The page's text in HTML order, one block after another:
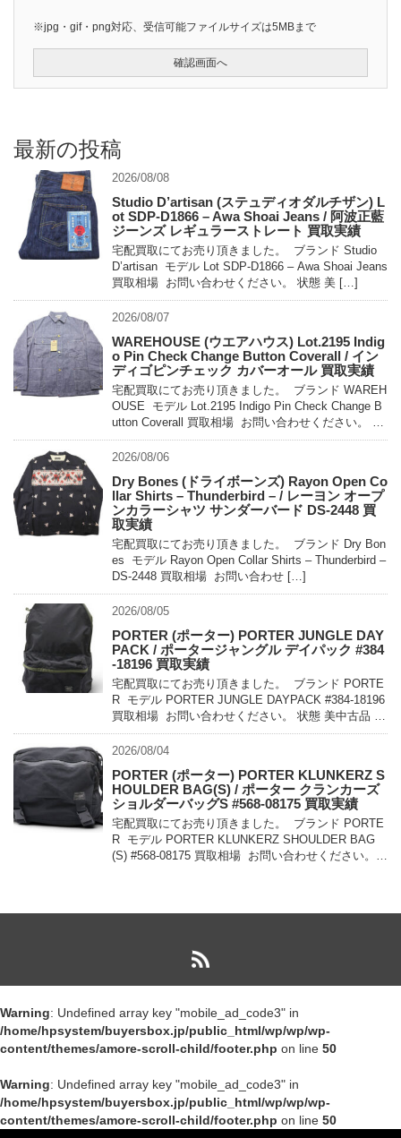
※jpg・gif・png対応、受信可能ファイルサイズは5MBまで
最新の投稿
2026/08/08
Studio D’artisan (ステュディオダルチザン) L
ot SDP-D1866 – Awa Shoai Jeans / 阿波正藍
ジーンズ レギュラーストレート 買取実績
宅配買取にてお売り頂きました。 ブランド Studio
D’artisan モデル Lot SDP-D1866 – Awa Shoai Jeans
買取相場 お問い合わせください。 状態 美 […]
2026/08/07
WAREHOUSE (ウエアハウス) Lot.2195 Indig
o Pin Check Change Button Coverall / イン
ディゴピンチェック カバーオール 買取実績
宅配買取にてお売り頂きました。 ブランド WAREH
OUSE モデル Lot.2195 Indigo Pin Check Change B
utton Coverall 買取相場 お問い合わせください。 状
態 未使用 […]
2026/08/06
Dry Bones (ドライボーンズ) Rayon Open Co
llar Shirts – Thunderbird – / レーヨン オープ
ンカラーシャツ サンダーバード DS-2448 買
取実績
宅配買取にてお売り頂きました。 ブランド Dry Bon
es モデル Rayon Open Collar Shirts – Thunderbird –
DS-2448 買取相場 お問い合わせ […]
2026/08/05
PORTER (ポーター) PORTER JUNGLE DAY
PACK / ポータージャングル デイパック #384
-18196 買取実績
宅配買取にてお売り頂きました。 ブランド PORTE
R モデル PORTER JUNGLE DAYPACK #384-18196
買取相場 お問い合わせください。 状態 美中古品 軽
量でコンパクトに持ち運べるパッカ […]
2026/08/04
PORTER (ポーター) PORTER KLUNKERZ S
HOULDER BAG(S) / ポーター クランカーズ
ショルダーバッグS #568-08175 買取実績
宅配買取にてお売り頂きました。 ブランド PORTE
R モデル PORTER KLUNKERZ SHOULDER BAG
(S) #568-08175 買取相場 お問い合わせください。
Warning: Undefined array key "mobile_ad_code3" in
/home/hpsystem/buyersbox.jp/public_html/wp/wp/wp-
content/themes/amore-scroll-child/footer.php on line 50
Warning: Undefined array key "mobile_ad_code3" in
/home/hpsystem/buyersbox.jp/public_html/wp/wp/wp-
content/themes/amore-scroll-child/footer.php on line 50